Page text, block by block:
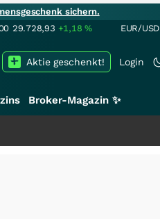
sichern.
29.728,93 +1,18% EUR/USD
Login
Aktie geschenkt!
Broker-Magazin ✨